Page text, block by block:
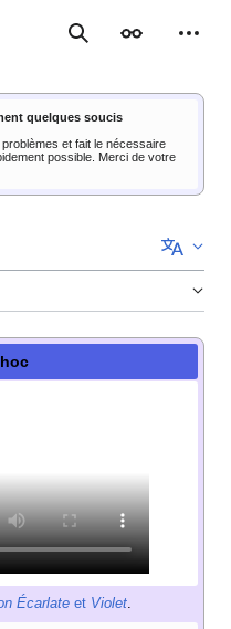
RechercherApparence
quelques soucis
et fait le nécessaire
possible. Merci de votre
Écarlateet Violet.